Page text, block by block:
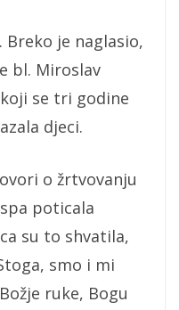
je naglasio,
bl. Miroslav
se tri godine
djeci.
o žrtvovanju
poticala
su to shvatila,
smo i mi
ruke, Bogu